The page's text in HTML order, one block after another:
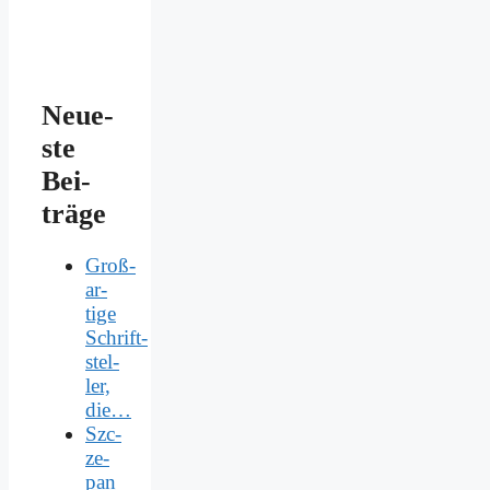
Neue­
ste
Bei­
trä­ge
Groß­
ar­
ti­ge
Schrift­
stel­
ler,
die…
Szc­
ze­
pan